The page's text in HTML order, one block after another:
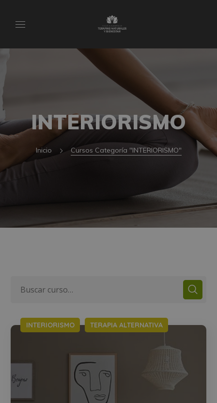
INTERIORISMO
Inicio Cursos Categoría "INTERIORISMO"
INTERIORISMO TERAPIA ALTERNATIVA